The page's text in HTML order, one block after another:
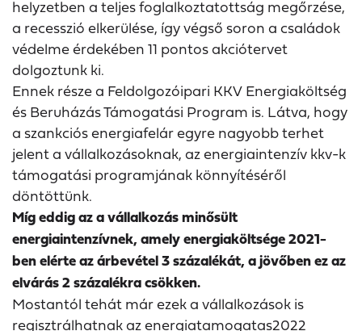
helyzetben a teljes foglalkoztatottság megőrzése,
a recesszió elkerülése, így végső soron a családok
védelme érdekében 11 pontos akciótervet
dolgoztunk ki.
Ennek része a Feldolgozóipari KKV Energiaköltség
és Beruházás Támogatási Program is. Látva, hogy
a szankciós energiafelár egyre nagyobb terhet
jelent a vállalkozásoknak, az energiaintenzív kkv-k
támogatási programjának könnyítéséről
döntöttünk.
Míg eddig az a vállalkozás minősült
energiaintenzívnek, amely energiaköltsége 2021-
ben elérte az árbevétel 3 százalékát, a jövőben ez az
elvárás 2 százalékra csökken.
Mostantól tehát már ezek a vállalkozások is
regisztrálhatnak az energiatamogatas2022